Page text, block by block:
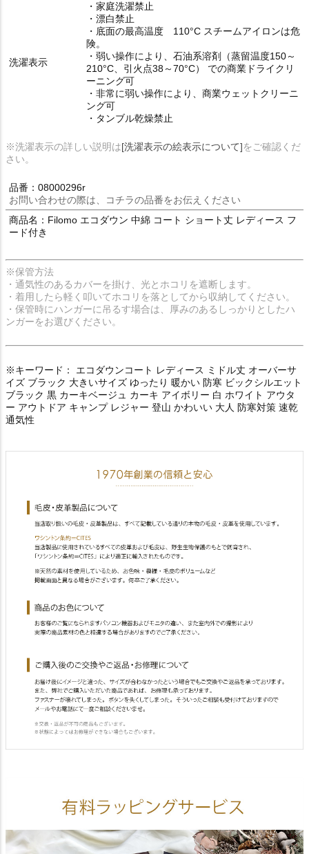
洗濯表示
・家庭洗濯禁止
・漂白禁止
・底面の最高温度 110°C スチームアイロンは危
険。
・弱い操作により、石油系溶剤（蒸留温度150～
210°C、引火点38～70°C） での商業ドライクリ
ーニング可
・非常に弱い操作により、商業ウェットクリーニ
ング可
・タンブル乾燥禁止
※洗濯表示の詳しい説明は[洗濯表示の絵表示について]をご確認くだ
さい。
品番：08000296r
お問い合わせの際は、コチラの品番をお伝えください
商品名：Filomo エコダウン 中綿 コート ショート丈 レディース フ
ード付き
※保管方法
・通気性のあるカバーを掛け、光とホコリを遮断します。
・着用したら軽く叩いてホコリを落としてから収納してください。
・保管時にハンガーに吊るす場合は、厚みのあるしっかりとしたハ
ンガーをお選びください。
※キーワード： エコダウンコート レディース ミドル丈 オーバーサ
イズ ブラック 大きいサイズ ゆったり 暖かい 防寒 ビックシルエット
ブラック 黒 カーキベージュ カーキ アイボリー 白 ホワイト アウタ
ー アウトドア キャンプ レジャー 登山 かわいい 大人 防寒対策 速乾
通気性